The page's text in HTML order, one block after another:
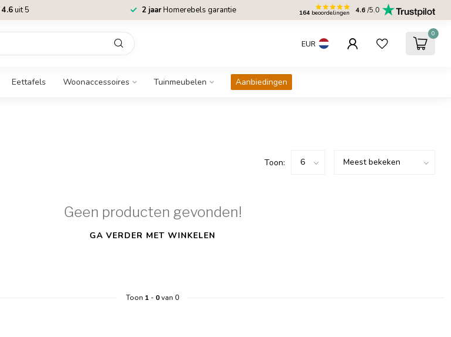
4.6uit 5 2 jaarHomerebels garantie 164 beoordelingen 4.6 /5.0
EUR
0
Eettafels Woonaccessoires Tuinmeubelen Aanbiedingen
Toon:
Geen producten gevonden!
GA VERDER MET WINKELEN
Toon 1- 0van 0